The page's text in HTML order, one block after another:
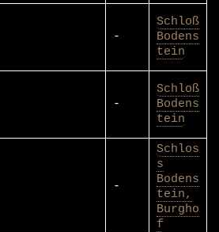
-
Schloß
Bodens
tein
-
Schloß
Bodens
tein
-
Schlos
s
Bodens
tein,
Burgho
f